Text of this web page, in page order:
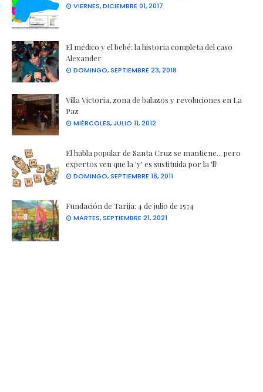
VIERNES, DICIEMBRE 01, 2017
El médico y el bebé: la historia completa del caso
Alexander
DOMINGO, SEPTIEMBRE 23, 2018
Villa Victoria, zona de balazos y revoluciones en La
Paz
MIÉRCOLES, JULIO 11, 2012
El habla popular de Santa Cruz se mantiene... pero
expertos ven que la 'y' es sustituida por la 'll'
DOMINGO, SEPTIEMBRE 18, 2011
Fundación de Tarija: 4 de julio de 1574
MARTES, SEPTIEMBRE 21, 2021